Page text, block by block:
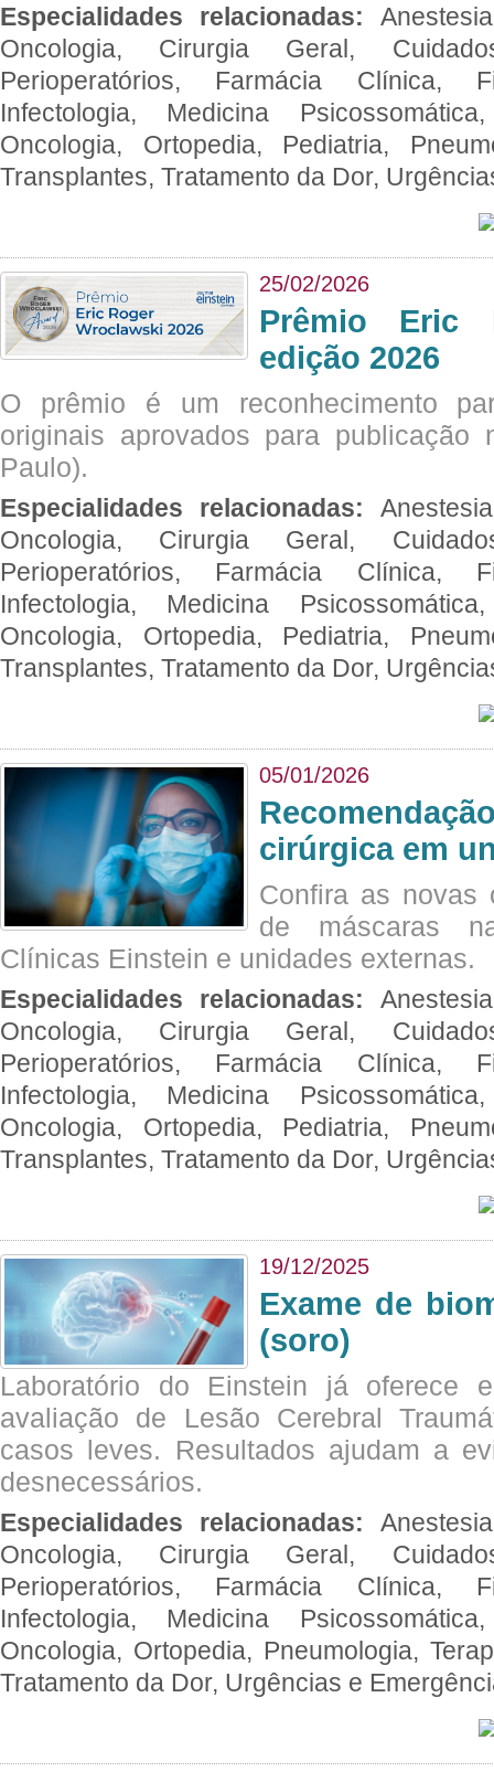
Especialidades relacionadas:
Oncologia, Cirurgia Geral,
Perioperatórios, Farmácia Clínica,
Infectologia, Medicina
Oncologia, Ortopedia, Pediatria,
Transplantes, Tratamento da Dor,
25/02/2026
Prêmio Eric
edição 2026
O prêmio é um reconhecimento
originais aprovados para publicação
Paulo).
Especialidades relacionadas:
Oncologia, Cirurgia Geral,
Perioperatórios, Farmácia Clínica,
Infectologia, Medicina
Oncologia, Ortopedia, Pediatria,
Transplantes, Tratamento da Dor,
05/01/2026
cirúrgica em
Confira as novas
de máscaras
Clínicas Einstein e unidades externas.
Especialidades relacionadas:
Oncologia, Cirurgia Geral,
Perioperatórios, Farmácia Clínica,
Infectologia, Medicina
Oncologia, Ortopedia, Pediatria,
Transplantes, Tratamento da Dor,
19/12/2025
Exame de
(soro)
Laboratório do Einstein já oferece
avaliação de Lesão Cerebral
casos leves. Resultados ajudam a
desnecessários.
Especialidades relacionadas:
Oncologia, Cirurgia Geral,
Perioperatórios, Farmácia Clínica,
Infectologia, Medicina
Oncologia, Ortopedia, Pneumologia,
Tratamento da Dor, Urgências e